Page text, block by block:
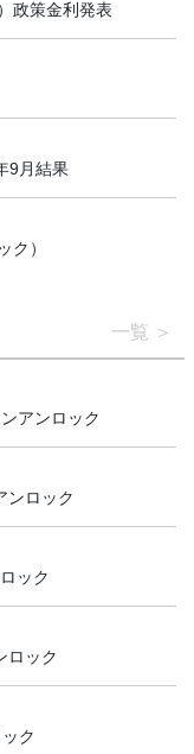
政策金利発表
9月結果
ク）
一覧
アンロック
ンロック
ック
ロック
ク